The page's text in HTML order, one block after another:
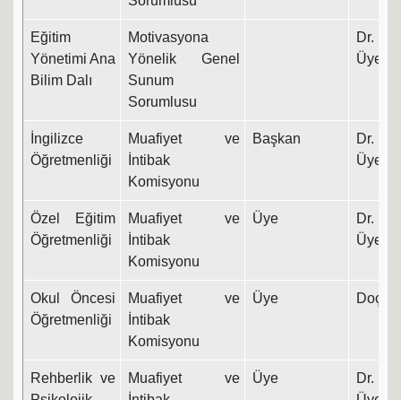
Eğitim
Yönetimi Ana
Bilim Dalı
Motivasyona
Yönelik Genel
Sunum
Sorumlusu
Dr.
Üyesi
İngilizce
Öğretmenliği
Muafiyet ve
İntibak
Komisyonu
Başkan
Dr.
Üyesi
Özel Eğitim
Öğretmenliği
Muafiyet ve
İntibak
Komisyonu
Üye
Dr.
Üyesi
Okul Öncesi
Öğretmenliği
Muafiyet ve
İntibak
Komisyonu
Üye Doç.
Rehberlik ve
Muafiyet ve
Üye
Dr.